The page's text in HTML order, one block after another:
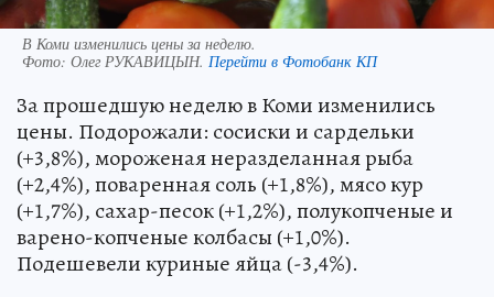
В Коми изменились цены за неделю.
Фото: Олег РУКАВИЦЫН. Перейти в Фотобанк КП
За прошедшую неделю в Коми изменились
цены. Подорожали: сосиски и сардельки
(+3,8%), мороженая неразделанная рыба
(+2,4%), поваренная соль (+1,8%), мясо кур
(+1,7%), сахар-песок (+1,2%), полукопченые и
варено-копченые колбасы (+1,0%).
Подешевели куриные яйца (-3,4%).